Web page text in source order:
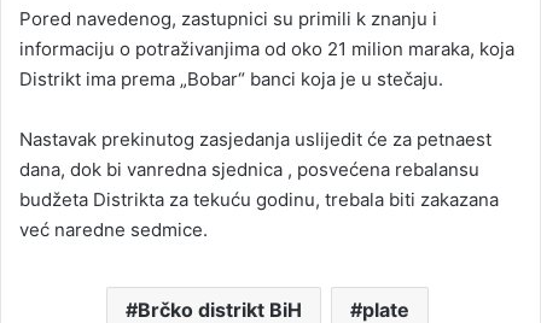
Pored navedenog, zastupnici su primili k znanju i
informaciju o potraživanjima od oko 21 milion maraka, koja
Distrikt ima prema „Bobar“ banci koja je u stečaju.
Nastavak prekinutog zasjedanja uslijedit će za petnaest
dana, dok bi vanredna sjednica , posvećena rebalansu
budžeta Distrikta za tekuću godinu, trebala biti zakazana
već naredne sedmice.
Brčko distrikt BiH plate